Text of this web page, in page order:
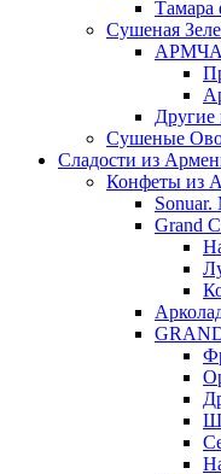
Тамара
Сушеная
Другие
Сушеные
Сладости из
Конфеты из
Sonuar.
Grand